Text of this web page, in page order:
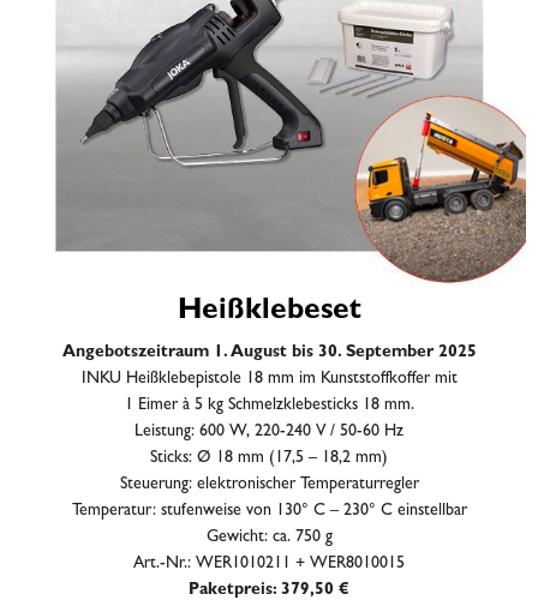
Heißklebeset
Angebotszeitraum 1. August bis 30. September 2025
INKU Heißklebepistole 18 mm im Kunststoffkoffer mit
1 Eimer à 5 kg Schmelzklebesticks 18 mm.
Leistung: 600 W, 220-240 V / 50-60 Hz
Sticks: Ø 18 mm (17,5 – 18,2 mm)
Steuerung: elektronischer Temperaturregler
Temperatur: stufenweise von 130° C – 230° C einstellbar
Gewicht: ca. 750 g
Art.-Nr.: WER1010211 + WER8010015
Paketpreis: 379,50 €